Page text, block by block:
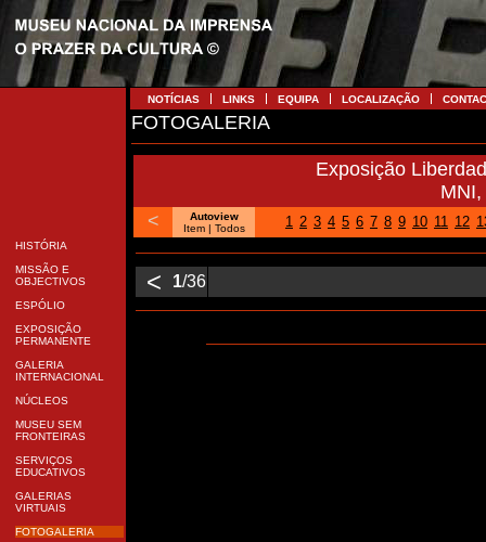
HISTÓRIA
MISSÃO E
OBJECTIVOS
ESPÓLIO
EXPOSIÇÃO
PERMANENTE
GALERIA
INTERNACIONAL
NÚCLEOS
MUSEU SEM
FRONTEIRAS
SERVIÇOS
EDUCATIVOS
GALERIAS
VIRTUAIS
FOTOGALERIA
NOTÍCIAS LINKS EQUIPA LOCALIZAÇÃO
FOTOGALERIA
Exposição
<
Autoview
Item| Todos 1 2 3 4 5 6 7 8 9 10 11 12
< 1/36